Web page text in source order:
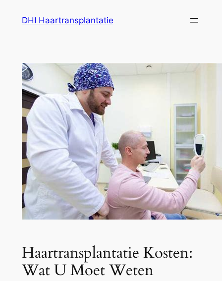
DHI Haartransplantatie
Haartransplantatie Kosten:
Wat U Moet Weten